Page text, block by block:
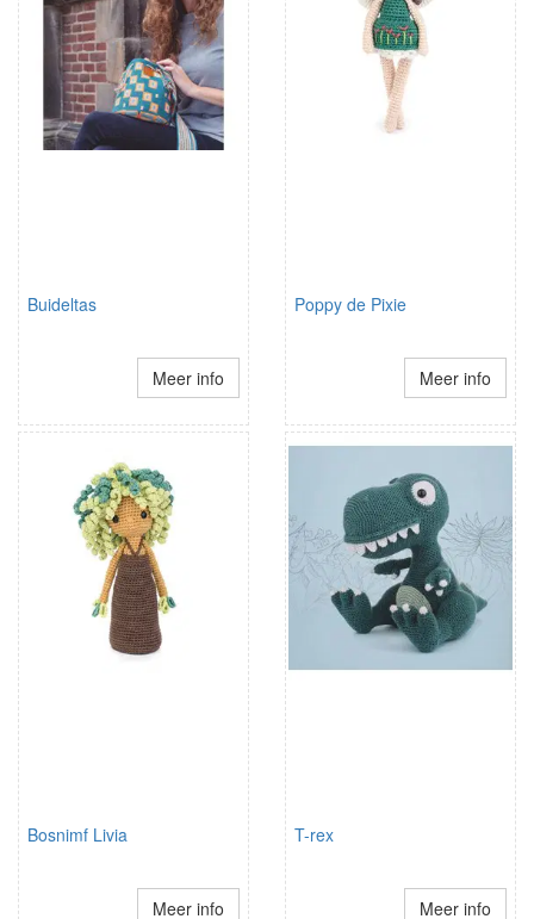
Buideltas
Meer info
Poppy de Pixie
Meer info
Bosnimf Livia
Meer info
T-rex
Meer info